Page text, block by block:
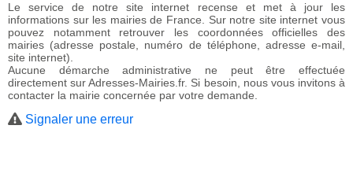
Le service de notre site internet recense et met à jour les
informations sur les mairies de France. Sur notre site internet vous
pouvez notamment retrouver les coordonnées officielles des
mairies (adresse postale, numéro de téléphone, adresse e-mail,
site internet).
Aucune démarche administrative ne peut être effectuée
directement sur Adresses-Mairies.fr. Si besoin, nous vous invitons à
contacter la mairie concernée par votre demande.
Signaler une erreur